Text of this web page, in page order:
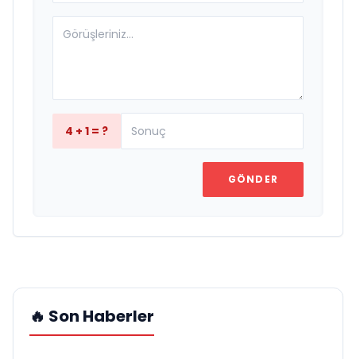
4 + 1 = ?
GÖNDER
🔥 Son Haberler